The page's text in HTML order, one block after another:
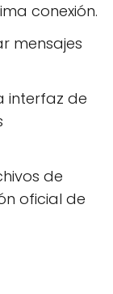
conexión.
mensajes
interfaz de
de
oficial de